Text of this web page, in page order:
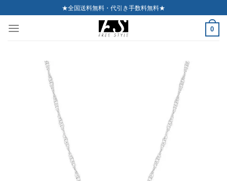
to
content
★全国送料無料・代引き手数料無料★
0